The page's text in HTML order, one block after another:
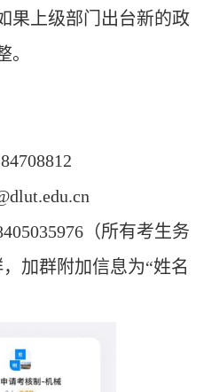
果上级部门出台新的政
。
（所有考生务
，加群附加信息为“姓名